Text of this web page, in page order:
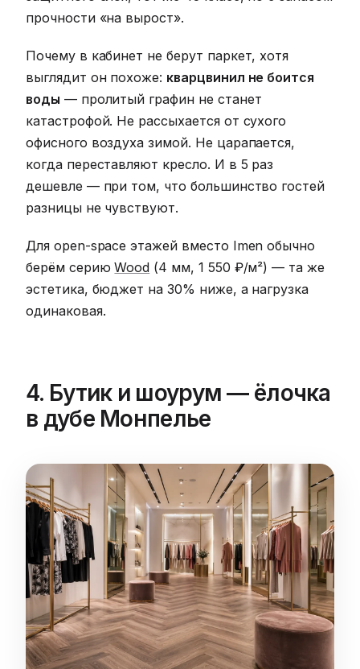
прочности «на вырост».
Почему в кабинет не берут паркет, хотя
выглядит он похоже: кварцвинил не боится
воды — пролитый графин не станет
катастрофой. Не рассыхается от сухого
офисного воздуха зимой. Не царапается,
когда переставляют кресло. И в 5 раз
дешевле — при том, что большинство гостей
разницы не чувствуют.
Для open-space этажей вместо Imen обычно
берём сериюWood (4 мм, 1 550 ₽/м²) — та же
эстетика, бюджет на 30% ниже, а нагрузка
одинаковая.
4. Бутик и шоурум — ёлочка
в дубе Монпелье